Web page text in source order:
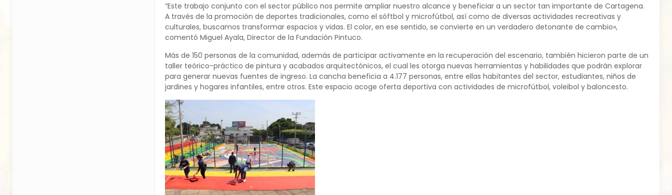
“Este trabajo conjunto con el sector público nos permite ampliar nuestro alcance y beneficiar a un sector tan importante de Cartagena.
A través de la promoción de deportes tradicionales, como el sóftbol y microfútbol, así como de diversas actividades recreativas y
culturales, buscamos transformar espacios y vidas. El color, en ese sentido, se convierte en un verdadero detonante de cambio»,
comentó Miguel Ayala, Director de la Fundación Pintuco.
Más de 150 personas de la comunidad, además de participar activamente en la recuperación del escenario, también hicieron parte de un
taller teórico-práctico de pintura y acabados arquitectónicos, el cual les otorga nuevas herramientas y habilidades que podrán explorar
para generar nuevas fuentes de ingreso. La cancha beneficia a 4.177 personas, entre ellas habitantes del sector, estudiantes, niños de
jardines y hogares infantiles, entre otros. Este espacio acoge oferta deportiva con actividades de microfútbol, voleibol y baloncesto.